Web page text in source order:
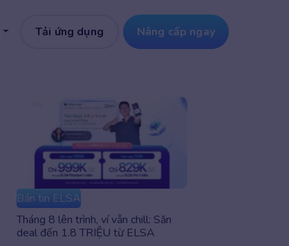
Tải ứng dụng Nâng cấp ngay
Bản tin ELSA
Tháng 8 lên trình, ví vẫn chill: Săn
deal đến 1.8 TRIỆU từ ELSA